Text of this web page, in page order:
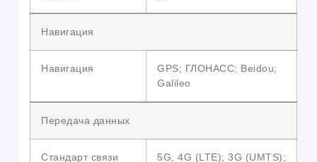
Навигация
Навигация
GPS; ГЛОНАСС; Beidou;
Galileo
Передача данных
Стандарт связи
5G; 4G (LTE); 3G (UMTS);